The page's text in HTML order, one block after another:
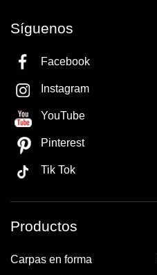
Síguenos
Facebook
Instagram
YouTube
Pinterest
Tik Tok
Productos
Carpas en forma